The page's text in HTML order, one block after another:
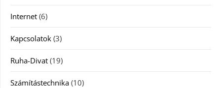
Internet (6)
Kapcsolatok (3)
Ruha-Divat (19)
Számítástechnika (10)